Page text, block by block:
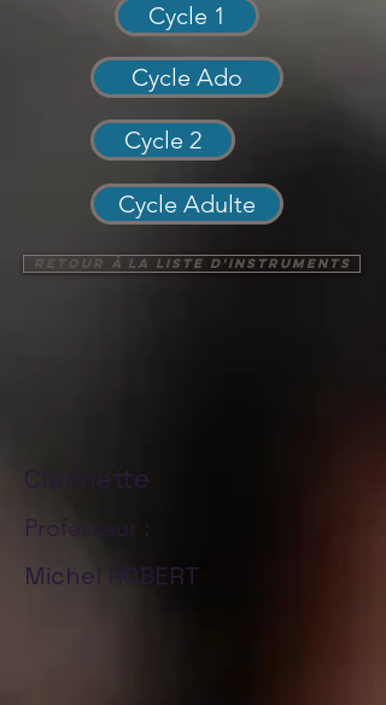
Cycle 1
Cycle Ado
Cycle 2
Cycle Adulte
Retour à la liste d'instruments
Clarinette
Professeur :
Michel ROBERT